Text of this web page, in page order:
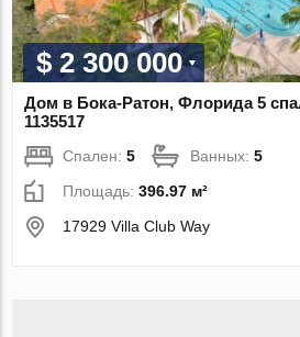
$ 2 300 000
Дом в Бока-Ратон, Флорида 5
1135517
Спален:5 Ванных:5
Площадь:396.97 м²
17929 Villa Club Way